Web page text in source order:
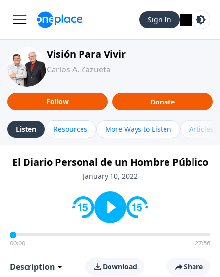
Sign In
Visión Para Vivir
Carlos A. Zazueta
Follow Donate
Listen Resources More Ways to Listen Articles
El Diario Personal de un Hombre Público
January 10, 2022
00:00 27:56
Description Download Share